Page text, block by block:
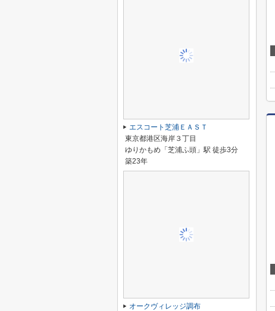
エスコート芝浦ＥＡＳＴ
東京都港区海岸３丁目
ゆりかもめ「芝浦ふ頭」駅 徒歩3分
築23年
オークヴィレッジ調布